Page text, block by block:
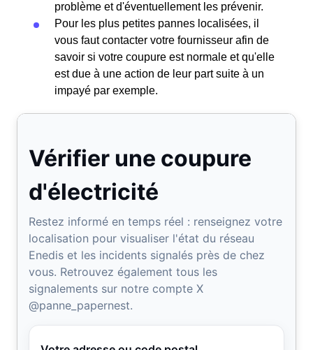
problème et d'éventuellement les prévenir.
Pour les plus petites pannes localisées, il
vous faut contacter votre fournisseur afin de
savoir si votre coupure est normale et qu'elle
est due à une action de leur part suite à un
impayé par exemple.